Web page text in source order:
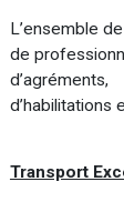
L’ensemble
de
d’agréments,
d’habilitations
Transport